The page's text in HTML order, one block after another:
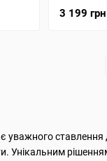
ставлення
Унікальним
3 199 грн